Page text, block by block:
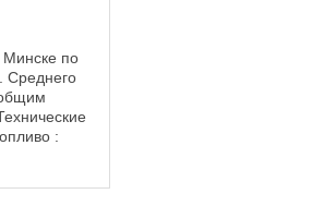
Минске по
Среднего
: